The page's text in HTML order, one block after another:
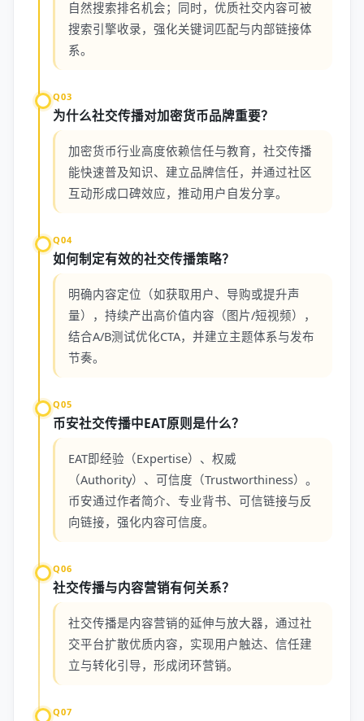
自然搜索排名机会；同时，优质社交内容可被
搜索引擎收录，强化关键词匹配与内部链接体
系。
Q03
为什么社交传播对加密货币品牌重要？
加密货币行业高度依赖信任与教育，社交传播
能快速普及知识、建立品牌信任，并通过社区
互动形成口碑效应，推动用户自发分享。
Q04
如何制定有效的社交传播策略？
明确内容定位（如获取用户、导购或提升声
量），持续产出高价值内容（图片/短视频），
结合A/B测试优化CTA，并建立主题体系与发布
节奏。
Q05
币安社交传播中EAT原则是什么？
EAT即经验（Expertise）、权威
（Authority）、可信度（Trustworthiness）。
币安通过作者简介、专业背书、可信链接与反
向链接，强化内容可信度。
Q06
社交传播与内容营销有何关系？
社交传播是内容营销的延伸与放大器，通过社
交平台扩散优质内容，实现用户触达、信任建
立与转化引导，形成闭环营销。
Q07